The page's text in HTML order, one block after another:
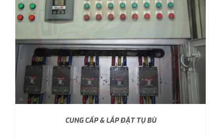
CUNG CẤP & LẮP ĐẶT TỤ BÙ